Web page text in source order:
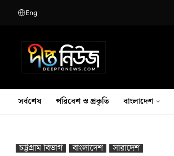
Eng
সর্বশেষ পরিবেশ ও প্রকৃতি বাংলাদেশ
চট্টগ্রাম বিভাগ বাংলাদেশ সারাদেশ